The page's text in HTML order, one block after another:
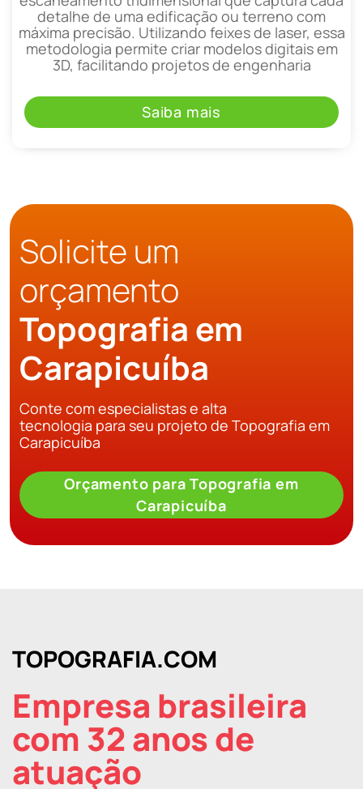
detalhe de uma edificação ou terreno com
máxima precisão. Utilizando feixes de laser, essa
metodologia permite criar modelos digitais em
3D, facilitando projetos de engenharia
Saiba mais
Solicite um
orçamento
Topografia em
Carapicuíba
Conte com especialistas e alta
tecnologia para seu projeto de Topografia em
Carapicuíba
Orçamento para Topografia em
Carapicuíba
TOPOGRAFIA.COM
Empresa brasileira
com 32 anos de
atuação